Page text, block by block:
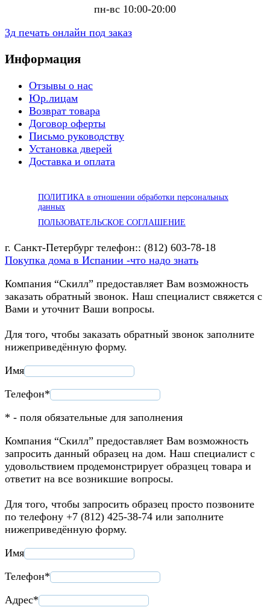
пн-вс 10:00-20:00
3д печать онлайн под заказ
Информация
Отзывы о нас
Юр.лицам
Возврат товара
Договор оферты
Письмо руководству
Установка дверей
Доставка и оплата
ПОЛИТИКА в отношении обработки персональных
данных
ПОЛЬЗОВАТЕЛЬСКОЕ СОГЛАШЕНИЕ
г. Санкт-Петербург телефон:: (812) 603-78-18
Покупка дома в Испании -что надо знать
Компания “Скилл” предоставляет Вам возможность
заказать обратный звонок. Наш специалист свяжется с
Вами и уточнит Ваши вопросы.
Для того, чтобы заказать обратный звонок заполните
нижеприведённую форму.
Имя
Телефон*
* - поля обязательные для заполнения
Компания “Скилл” предоставляет Вам возможность
запросить данный образец на дом. Наш специалист с
удовольствием продемонстрирует образцец товара и
ответит на все возникшие вопросы.
Для того, чтобы запросить образец просто позвоните
по телефону +7 (812) 425-38-74 или заполните
нижеприведённую форму.
Имя
Телефон*
Адрес*